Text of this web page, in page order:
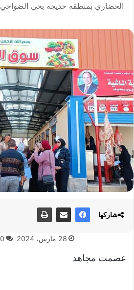
الحضاري بمنطقه خديجه بحي الضواحي
28 مارس، 2024 0
عصمت مجاهد
شاركها